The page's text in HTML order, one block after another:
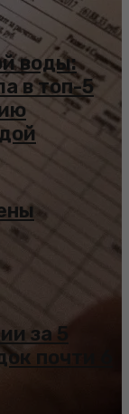
воды:
в топ-5
за 5
почти 6